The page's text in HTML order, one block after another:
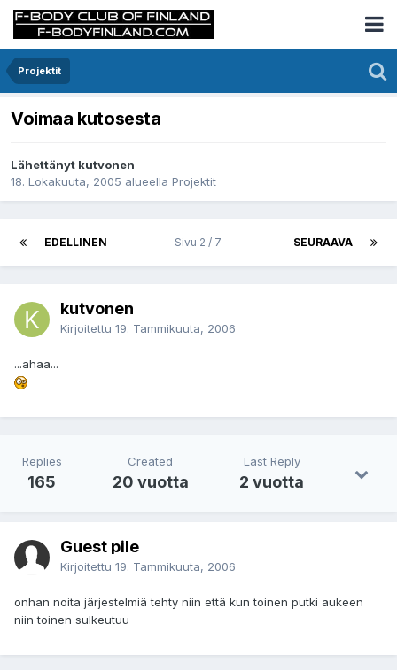
Projektit
Voimaa kutosesta
Lähettänyt kutvonen
18. Lokakuuta, 2005 alueella Projektit
EDELLINEN SEURAAVA
Sivu 2 / 7
kutvonen
Kirjoitettu 19. Tammikuuta, 2006
...ahaa...
Replies
165
Created
20 vuotta
Last Reply
2 vuotta
Guest pile
Kirjoitettu 19. Tammikuuta, 2006
onhan noita järjestelmiä tehty niin että kun toinen putki aukeen
niin toinen sulkeutuu